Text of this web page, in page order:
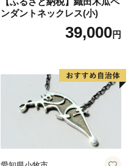
ンダントネックレス(小)
39,000円